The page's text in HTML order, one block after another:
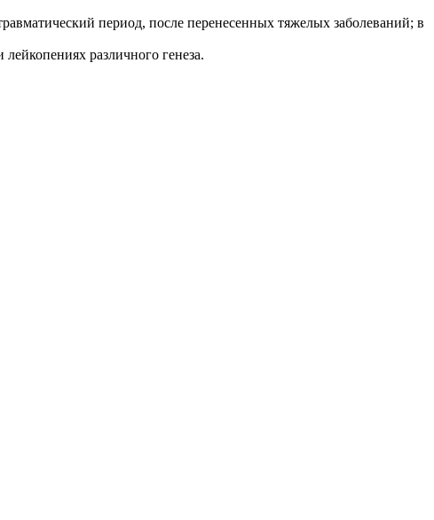
период, после перенесенных тяжелых заболеваний; в
различного генеза.